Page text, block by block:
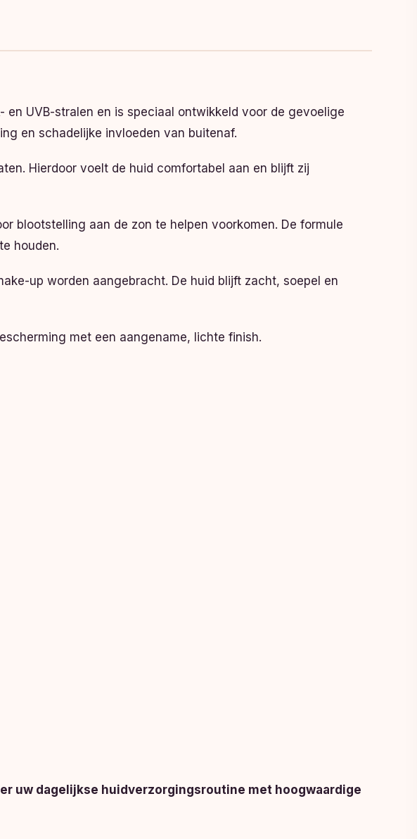
en UVB-stralen en is speciaal ontwikkeld voor de gevoelige
en schadelijke invloeden van buitenaf.
Hierdoor voelt de huid comfortabel aan en blijft zij
blootstelling aan de zon te helpen voorkomen. De formule
houden.
up worden aangebracht. De huid blijft zacht, soepel en
met een aangename, lichte finish.
uw dagelijkse huidverzorgingsroutine met hoogwaardige